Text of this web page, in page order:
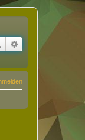
Suche Erweiterte Suche